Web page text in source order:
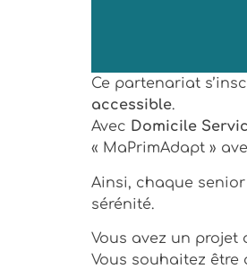
Ce partenariat
accessible.
Avec Domicile
« MaPrimAdapt »
Ainsi, chaque
sérénité.
Vous avez un projet
Vous souhaitez être